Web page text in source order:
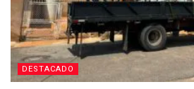
DESTACADO